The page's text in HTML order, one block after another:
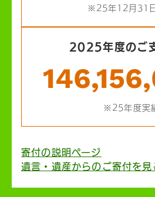
※25年12月31
2025年度のご
※25年度実
寄付の説明ページ
遺言・遺産からのご寄付を見